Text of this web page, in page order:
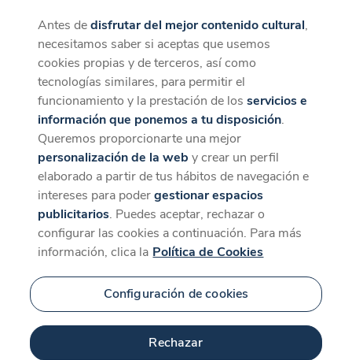
CaixaForum+
La mejor experiencia desde la App
Descargar
Contenido relacionado
para 'Mis flechazos en
el Prado'
Últimos días
17 min
Antes dedisfrutar del mejor contenido cultural,
necesitamos saber si aceptas que usemos
cookies propias y de terceros, así como
tecnologías similares, para permitir el
funcionamiento y la prestación de losservicios e
información que ponemos a tu disposición.
Queremos proporcionarte una mejor
personalización de la web y crear un perfil
elaborado a partir de tus hábitos de navegación e
intereses para podergestionar espacios
publicitarios. Puedes aceptar, rechazar o
configurar las cookies a continuación. Para más
información, clica la Política de Cookies
Configuración de cookies
Rechazar